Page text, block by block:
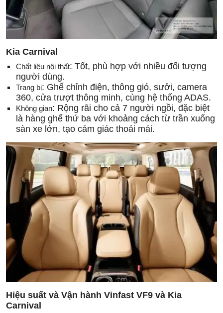
Kia Carnival
Chất liệu nội thất: Tốt, phù hợp với nhiều đối tượng
người dùng.
Trang bị: Ghế chỉnh điện, thông gió, sưởi, camera
360, cửa trượt thông minh, cùng hệ thống ADAS.
Không gian: Rộng rãi cho cả 7 người ngồi, đặc biệt
là hàng ghế thứ ba với khoảng cách từ trần xuống
sàn xe lớn, tạo cảm giác thoải mái.
Hiệu suất và Vận hành Vinfast VF9 và Kia
Carnival